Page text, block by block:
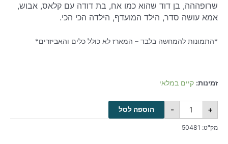
שרופההה, בן דוד שהוא כמו אח, בת דודה עם קלאס, אבוש,
אמא עושה סדר, הילד המועדף, הילדה הכי הכי.
*התמונות להמחשה בלבד – המארז לא כולל כלים והאביזרים*
זמינות: קיים במלאי
- + הוספה לסל
מק"ט: 50481